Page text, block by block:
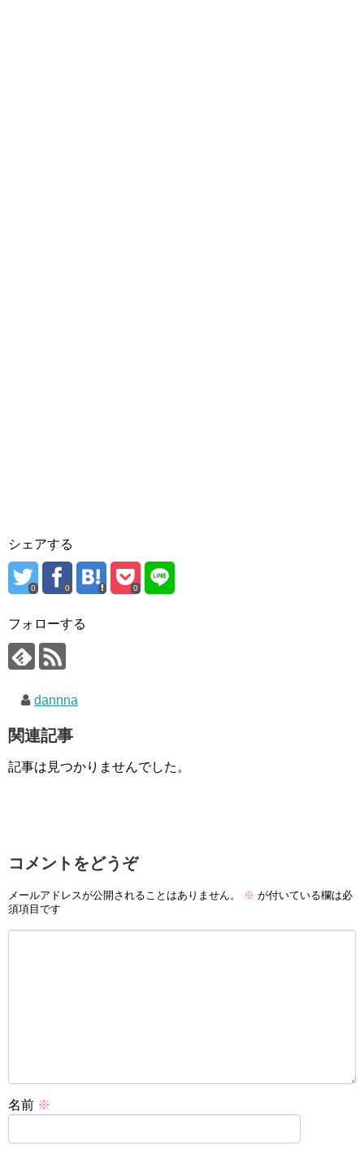
シェアする
0 0 0
フォローする
dannna
関連記事
記事は見つかりませんでした。
コメントをどうぞ
メールアドレスが公開されることはありません。 ※ が付いている欄は必
須項目です
名前 ※